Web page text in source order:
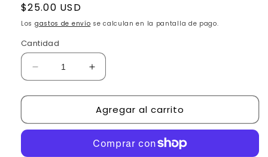
Precio
habitual
$25.00 USD
Los gastos de envío se calculan en la pantalla de pago.
Cantidad
Reducir
cantidad
para
Aumentar
cantidad
para
M.10
Agregar al carrito